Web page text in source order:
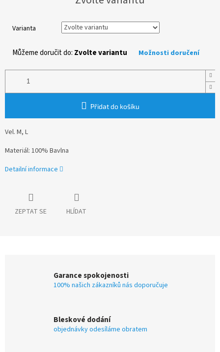
Varianta
Můžeme doručit do: Zvolte variantu Možnosti doručení
Přidat do košíku
Vel. M, L
Materiál: 100% Bavlna
Detailní informace
ZEPTAT SE HLÍDAT
Garance spokojenosti
100% našich zákazníků nás doporučuje
Bleskové dodání
objednávky odesíláme obratem